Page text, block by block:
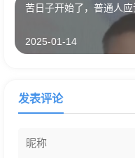
苦日子开始了，普通人应
2025-01-14
发表评论